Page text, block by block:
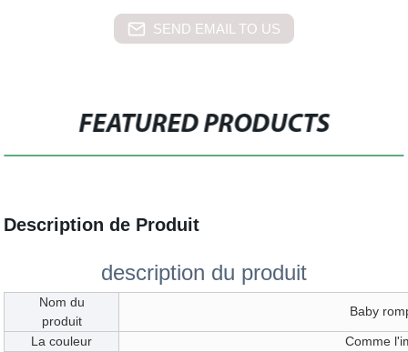
SEND EMAIL TO US
FEATURED PRODUCTS
Description de Produit
description du produit
Nom du
produit
Baby
La couleur
Comme